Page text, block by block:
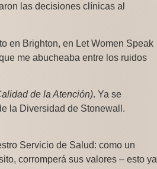
las decisiones clínicas al
en Brighton, en Let Women Speak
me abucheaba entre los ruidos
de la Atención). Ya se
la Diversidad de Stonewall.
Servicio de Salud: como un
corromperá sus valores – esto ya